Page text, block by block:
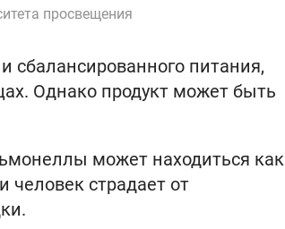
просвещения
сбалансированного питания,
Однако продукт может быть
может находиться как
человек страдает от